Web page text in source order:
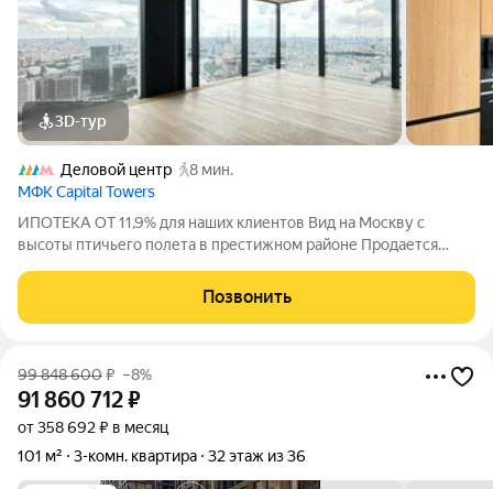
3D-тур
Деловой центр
8 мин.
МФК Capital Towers
ИПОТЕКА ОТ 11,9% для наших клиентов Вид на Москву с
высоты птичьего полета в престижном районе Продается
Краснопресненской набережной. Общая площадь 103,9
квадратных метра, 35 этаж из 61. О
Позвонить
99 848 600₽ –8%
91 860 712₽
от 358 692 ₽ в месяц
101 м²
3-комн. квартира 32 этаж из 36